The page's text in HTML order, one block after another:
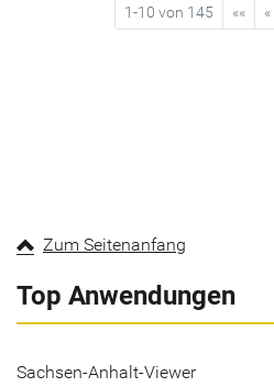
1-10 von 145 «« «
Zum Seitenanfang
Top Anwendungen
Sachsen-Anhalt-Viewer